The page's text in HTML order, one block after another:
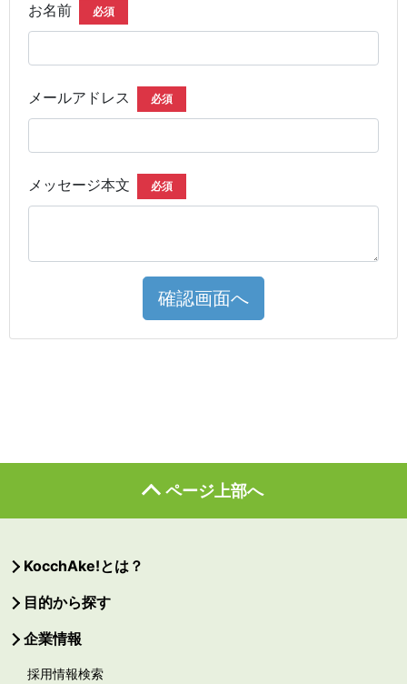
お名前 必須
メールアドレス 必須
メッセージ本文 必須
確認画面へ
ページ上部へ
KocchAke!とは？
目的から探す
企業情報
採用情報検索